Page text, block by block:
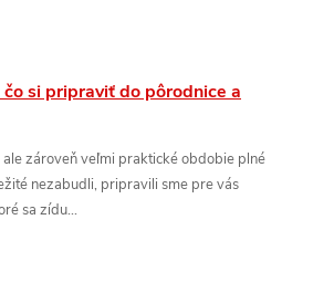
si pripraviť do pôrodnice a
zároveň veľmi praktické obdobie plné
nezabudli, pripravili sme pre vás
sa zídu...